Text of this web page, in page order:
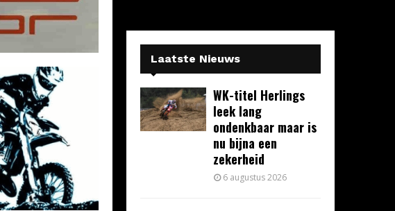
Laatste Nieuws
WK-titel Herlings
leek lang
ondenkbaar maar is
nu bijna een
zekerheid
6 augustus 2026